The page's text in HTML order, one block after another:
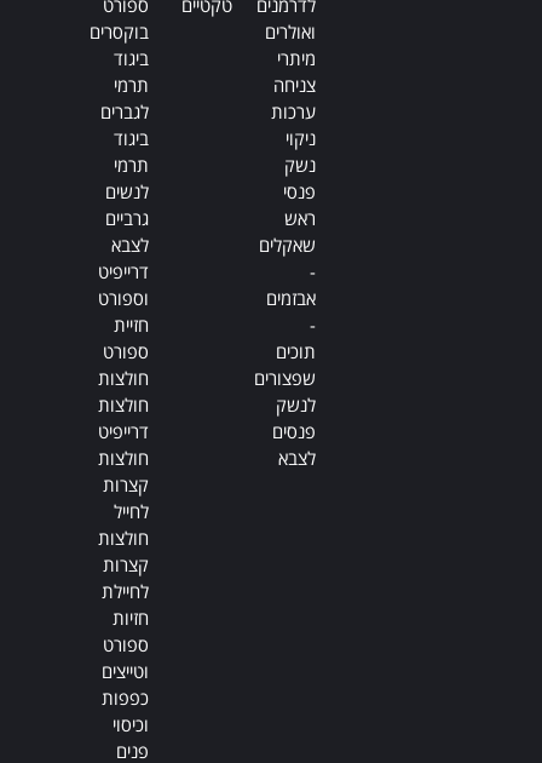
ואולרים
מיתרי
צניחה
ערכות
ניקוי
נשק
פנסי
ראש
שאקלים
-
אבזמים
-
תוכים
שפצורים
לנשק
פנסים
לצבא
בוקסרים
ביגוד
תרמי
לגברים
ביגוד
תרמי
לנשים
גרביים
לצבא
דרייפיט
וספורט
חזיית
ספורט
חולצות
חולצות
דרייפיט
חולצות
קצרות
לחייל
חולצות
קצרות
לחיילת
חזיות
ספורט
וטייצים
כפפות
וכיסוי
פנים